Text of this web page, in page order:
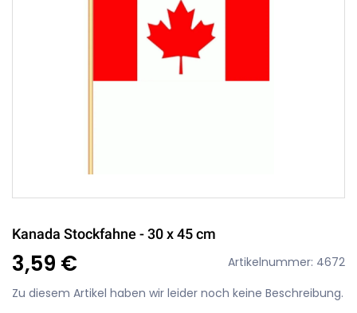
Kanada Stockfahne - 30 x 45 cm
3,59 €
Artikelnummer: 4672
Zu diesem Artikel haben wir leider noch keine Beschreibung.